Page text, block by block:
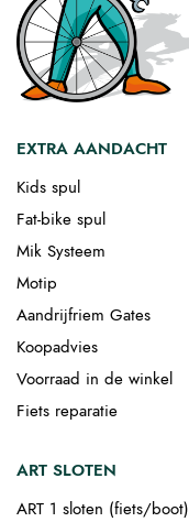
EXTRA AANDACHT
Kids spul
Fat-bike spul
Mik Systeem
Motip
Aandrijfriem Gates
Koopadvies
Voorraad in de winkel
Fiets reparatie
ART SLOTEN
ART 1 sloten (fiets/boot)